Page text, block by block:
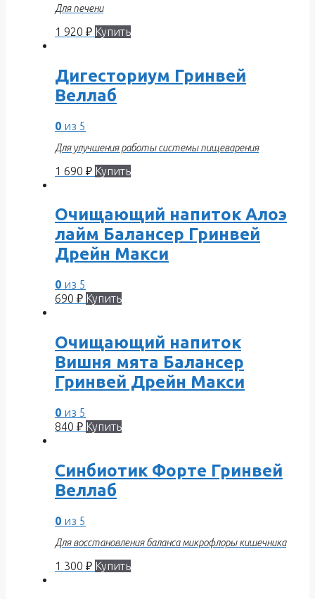
Для печени
1 920 ₽ Купить
Дигесториум Гринвей
Веллаб
0 из 5
Для улучшения работы системы пищеварения
1 690 ₽ Купить
Очищающий напиток Алоэ
лайм Балансер Гринвей
Дрейн Макси
0 из 5
690 ₽ Купить
Очищающий напиток
Вишня мята Балансер
Гринвей Дрейн Макси
0 из 5
840 ₽ Купить
Синбиотик Форте Гринвей
Веллаб
0 из 5
Для восстановления баланса микрофлоры кишечника
1 300 ₽ Купить